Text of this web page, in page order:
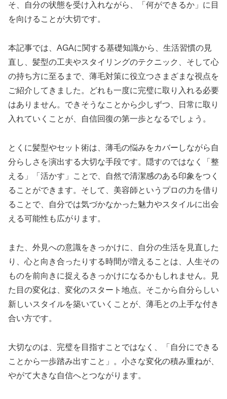
そ、自分の状態を受け入れながら、「何ができるか」に目
を向けることが大切です。
本記事では、AGAに関する基礎知識から、生活習慣の見
直し、髪型の工夫やスタイリングのテクニック、そして心
の持ち方に至るまで、薄毛対策に役立つさまざまな視点を
ご紹介してきました。どれも一度に完璧に取り入れる必要
はありません。できそうなことから少しずつ、日常に取り
入れていくことが、自信回復の第一歩となるでしょう。
とくに髪型やセット術は、薄毛の悩みをカバーしながら自
分らしさを演出する大切な手段です。隠すのではなく「整
える」「活かす」ことで、自然で清潔感のある印象をつく
ることができます。そして、美容師というプロの力を借り
ることで、自分では気づかなかった魅力やスタイルに出会
える可能性も広がります。
また、外見への意識をきっかけに、自分の生活を見直した
り、心と向き合ったりする時間が増えることは、人生その
ものを前向きに捉えるきっかけになるかもしれません。見
た目の変化は、変化のスタート地点。そこから自分らしい
新しいスタイルを築いていくことが、薄毛との上手な付き
合い方です。
大切なのは、完璧を目指すことではなく、「自分にできる
ことから一歩踏み出すこと」。小さな変化の積み重ねが、
やがて大きな自信へとつながります。